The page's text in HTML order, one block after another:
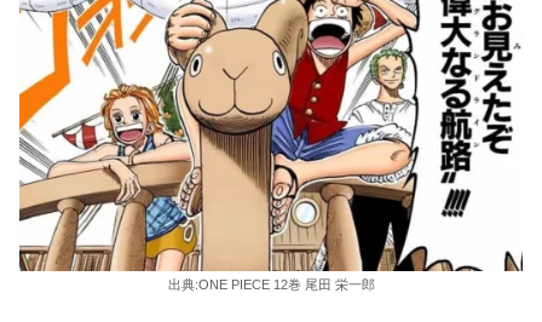
出典:ONE PIECE 12巻 尾田 栄一郎